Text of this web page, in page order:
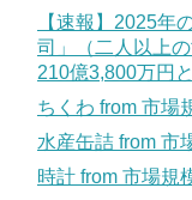
【速報】2025年
司」（二人以上
210億3,800万円
ちくわ from 市場
水産缶詰 from 市
時計 from 市場規